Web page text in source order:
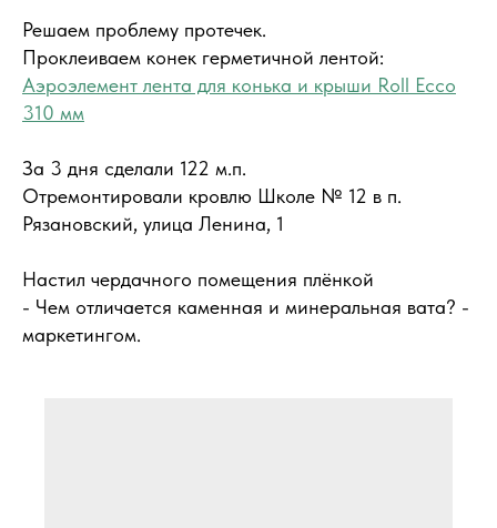
Решаем проблему протечек.
Проклеиваем конек герметичной лентой:
Аэроэлемент лента для конька и крыши Roll Ecco
310 мм
За 3 дня сделали 122 м.п.
Отремонтировали кровлю Школе № 12 в п.
Рязановский, улица Ленина, 1
Настил чердачного помещения плёнкой
- Чем отличается каменная и минеральная вата? -
маркетингом.